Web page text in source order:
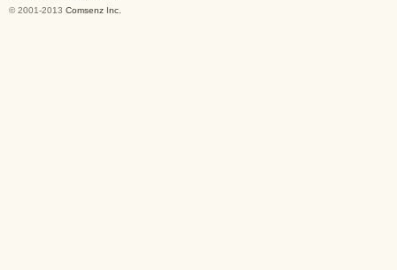
© 2001-2013 Comsenz Inc.